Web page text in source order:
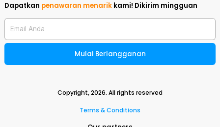
Dapatkan penawaran menarik kami! Dikirim mingguan
Email Anda
Mulai Berlangganan
Copyright,2026. All rights reserved
Terms & Conditions